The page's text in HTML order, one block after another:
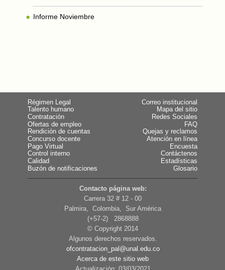
Informe Noviembre
Régimen Legal
Talento humano
Contratación
Ofertas de empleo
Rendición de cuentas
Concurso docente
Pago Virtual
Control interno
Calidad
Buzón de notificaciones
Correo institucional
Mapa del sitio
Redes Sociales
FAQ
Quejas y reclamos
Atención en línea
Encuesta
Contáctenos
Estadísticas
Glosario
Contacto página web:
Carrera 32 # 12 - 00
Palmira, Colombia, Sur América
(+57-2) 2868888
© Copyright 2014
Algunos derechos reservados.
ofcontratacion_pal@unal.edu.co
Acerca de este sitio web